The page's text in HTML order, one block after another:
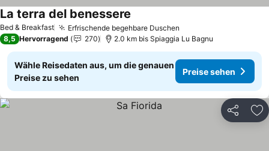
Bed & Breakfast Erfrischende begehbare Duschen
La terra del benessere
8,5 Hervorragend 270 2.0 km bis Spiaggia Lu Bagnu
Wähle Reisedaten aus, um die genauen
Preise zu sehen
Preise sehen
Teilen